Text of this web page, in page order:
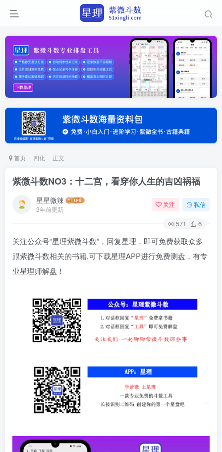
首页 四化 正文
紫微斗数NO3：十二宫，看穿你人生的吉凶祸福
星星微辣
3年前更新
关注 私信
571 6
关注公众号“星理紫微斗数”，回复星理，即可免费获取众多
跟紫微斗数相关的书籍,可下载星理APP进行免费测盘，有专
业星理师解盘！